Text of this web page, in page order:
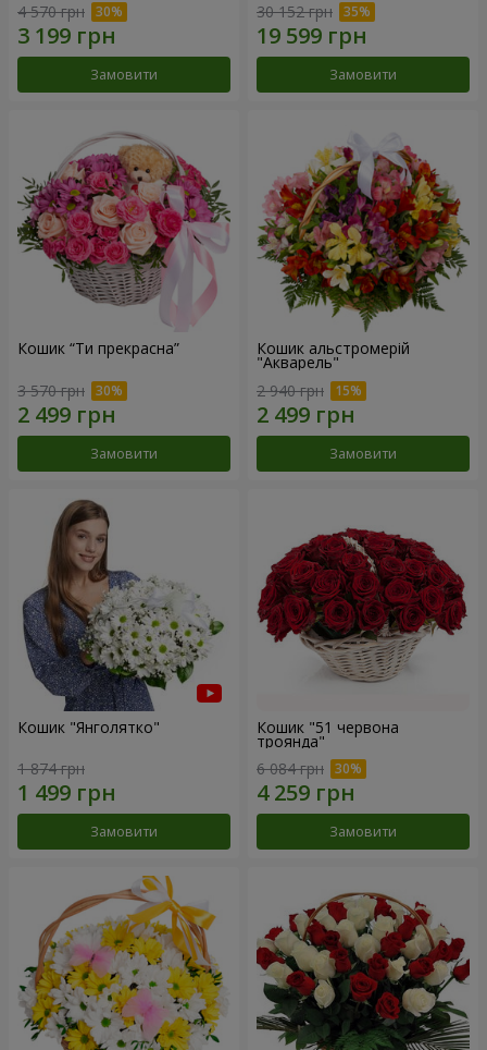
4 570 грн
Замовити
30 152 грн
Замовити
Кошик “Ти прекрасна”
3 570 грн
Замовити
Кошик альстромерій
"Акварель"
2 940 грн
Замовити
Кошик "Янголятко"
1 874 грн
Замовити
Кошик "51 червона
троянда"
6 084 грн
Замовити